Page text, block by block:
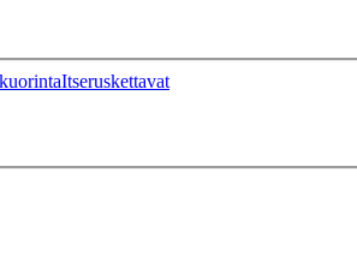
Itseruskettavat